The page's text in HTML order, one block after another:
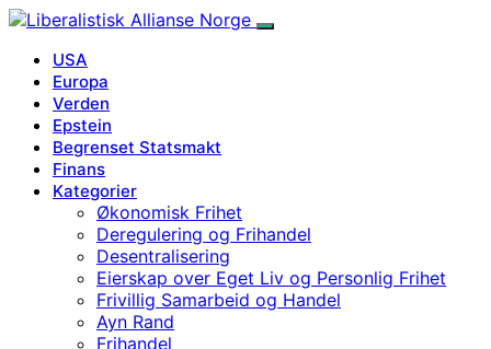
USA
Europa
Verden
Epstein
Begrenset Statsmakt
Finans
Kategorier
Økonomisk Frihet
Deregulering og Frihandel
Desentralisering
Eierskap over Eget Liv og Personlig Frihet
Frivillig Samarbeid og Handel
Ayn Rand
Frihandel